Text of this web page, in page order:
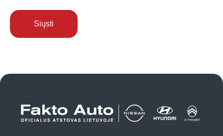
Siųsti